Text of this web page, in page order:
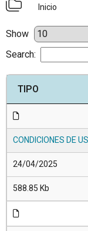
Inicio
Show
Search:
TIPO
CONDICIONES DE
24/04/2025
588.85 Kb